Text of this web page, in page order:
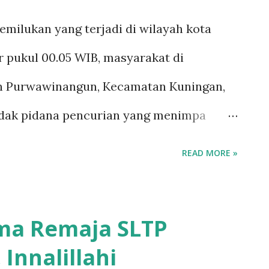
sehari-hari warga, menggenangi
rumah. Banyak warga yang
tinggi permukaan. "Kami
aktivitas bisa kembali...
yang terjadi di wilayah kota
00.05 WIB, masyarakat di
Kecamatan Kuningan,
pidana pencurian yang menimpa
Kemudian meminta ibunya
mereka berdua terkejut saat
READ MORE »
Remaja SLTP
Innalillahi